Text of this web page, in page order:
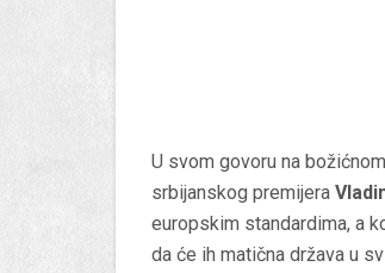
U svom govoru na
srbijanskog premijera
europskim standardima, a
da će ih matična država u